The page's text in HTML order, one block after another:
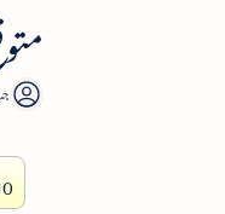
30/